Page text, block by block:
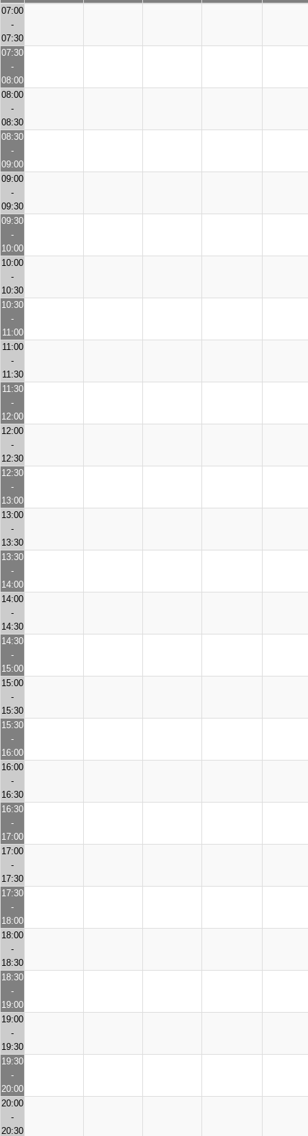
07:00
-
07:30
07:30
-
08:00
08:00
-
08:30
08:30
-
09:00
09:00
-
09:30
09:30
-
10:00
10:00
-
10:30
10:30
-
11:00
11:00
-
11:30
11:30
-
12:00
12:00
-
12:30
12:30
-
13:00
13:00
-
13:30
13:30
-
14:00
14:00
-
14:30
14:30
-
15:00
15:00
-
15:30
15:30
-
16:00
16:00
-
16:30
16:30
-
17:00
17:00
-
17:30
17:30
-
18:00
18:00
-
18:30
18:30
-
19:00
19:00
-
19:30
19:30
-
20:00
20:00
-
20:30